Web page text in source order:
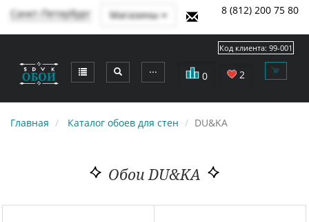
Санкт-Петербург Магазины 8 (812) 200 75 80
⋯ 0 2
Код клиента: 99-001
Главная Каталог обоев для стен DU&KA
Обои DU&KA